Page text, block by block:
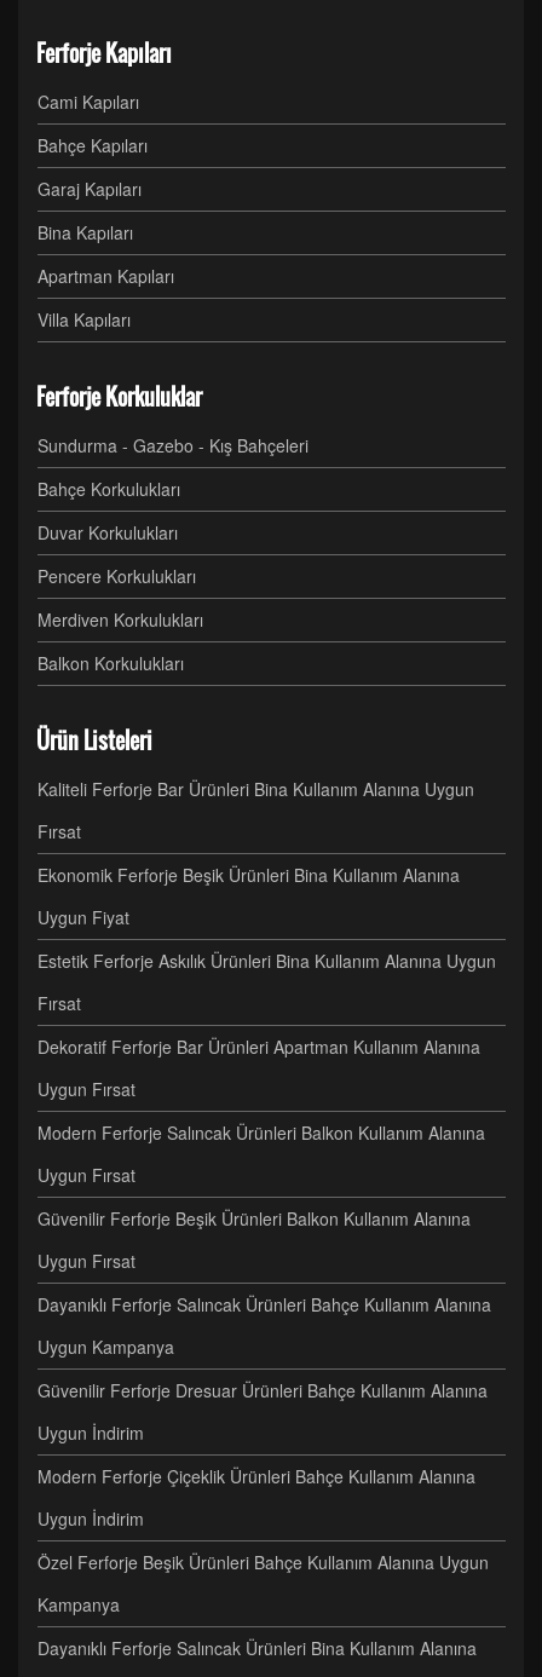
Ferforje Kapıları
Cami Kapıları
Bahçe Kapıları
Garaj Kapıları
Bina Kapıları
Apartman Kapıları
Villa Kapıları
Ferforje Korkuluklar
Sundurma - Gazebo - Kış Bahçeleri
Bahçe Korkulukları
Duvar Korkulukları
Pencere Korkulukları
Merdiven Korkulukları
Balkon Korkulukları
Ürün Listeleri
Kaliteli Ferforje Bar Ürünleri Bina Kullanım Alanına Uygun
Fırsat
Ekonomik Ferforje Beşik Ürünleri Bina Kullanım Alanına
Uygun Fiyat
Estetik Ferforje Askılık Ürünleri Bina Kullanım Alanına Uygun
Fırsat
Dekoratif Ferforje Bar Ürünleri Apartman Kullanım Alanına
Uygun Fırsat
Modern Ferforje Salıncak Ürünleri Balkon Kullanım Alanına
Uygun Fırsat
Güvenilir Ferforje Beşik Ürünleri Balkon Kullanım Alanına
Uygun Fırsat
Dayanıklı Ferforje Salıncak Ürünleri Bahçe Kullanım Alanına
Uygun Kampanya
Güvenilir Ferforje Dresuar Ürünleri Bahçe Kullanım Alanına
Uygun İndirim
Modern Ferforje Çiçeklik Ürünleri Bahçe Kullanım Alanına
Uygun İndirim
Özel Ferforje Beşik Ürünleri Bahçe Kullanım Alanına Uygun
Kampanya
Dayanıklı Ferforje Salıncak Ürünleri Bina Kullanım Alanına